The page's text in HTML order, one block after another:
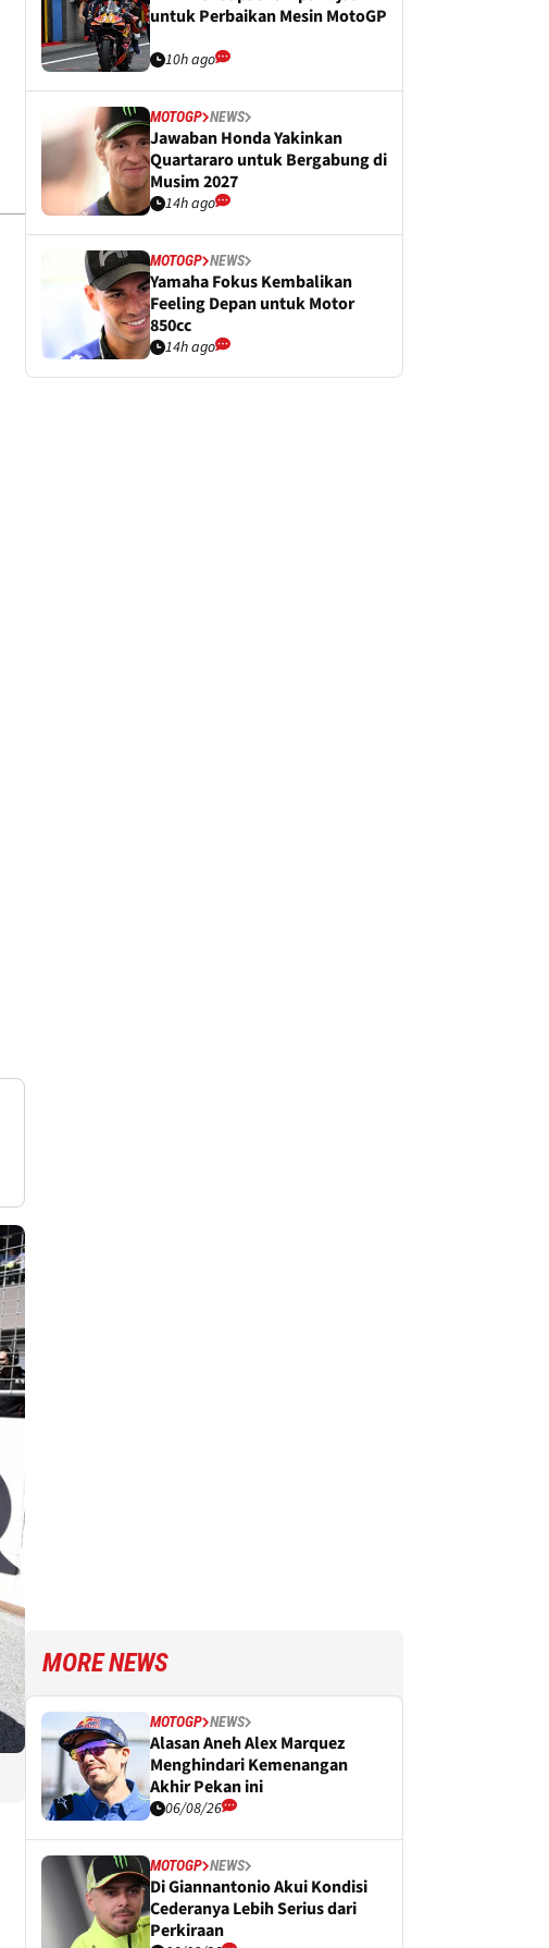
untuk Perbaikan Mesin MotoGP
10h ago
MOTOGP NEWS
Jawaban Honda Yakinkan
Quartararo untuk Bergabung di
Musim 2027
14h ago
MOTOGP NEWS
Yamaha Fokus Kembalikan
Feeling Depan untuk Motor
850cc
14h ago
MORE NEWS
MOTOGP NEWS
Alasan Aneh Alex Marquez
Menghindari Kemenangan
Akhir Pekan ini
06/08/26
MOTOGP NEWS
Di Giannantonio Akui Kondisi
Cederanya Lebih Serius dari
Perkiraan